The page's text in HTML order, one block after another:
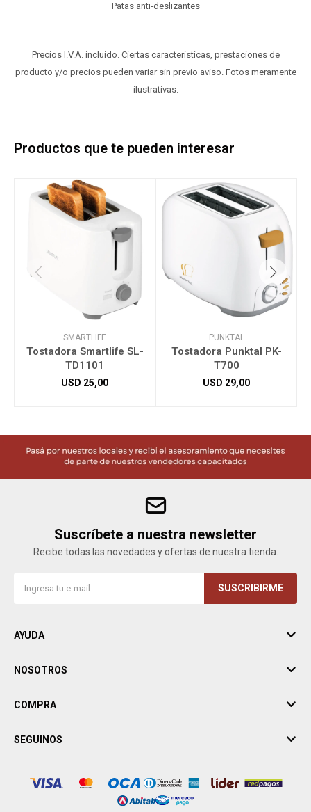
Patas anti-deslizantes
Precios I.V.A. incluido. Ciertas características, prestaciones de
producto y/o precios pueden variar sin previo aviso. Fotos meramente
ilustrativas.
Productos que te pueden interesar
SMARTLIFE
Tostadora Smartlife SL-
TD1101
USD 25,00
PUNKTAL
Tostadora Punktal PK-
T700
USD 29,00
Suscríbete a nuestra newsletter
Recibe todas las novedades y ofertas de nuestra tienda.
SUSCRIBIRME
AYUDA
NOSOTROS
COMPRA
SEGUINOS